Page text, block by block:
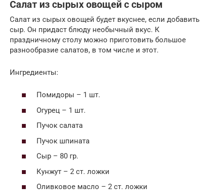
Салат из сырых овощей с сыром
Салат из сырых овощей будет вкуснее, если добавить
сыр. Он придаст блюду необычный вкус. К
праздничному столу можно приготовить большое
разнообразие салатов, в том числе и этот.
Ингредиенты:
Помидоры – 1 шт.
Огурец – 1 шт.
Пучок салата
Пучок шпината
Сыр – 80 гр.
Кунжут – 2 ст. ложки
Оливковое масло – 2 ст. ложки